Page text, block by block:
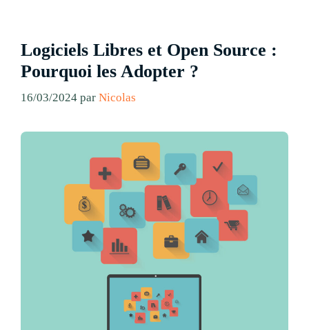
Logiciels Libres et Open Source :
Pourquoi les Adopter ?
16/03/2024 par Nicolas